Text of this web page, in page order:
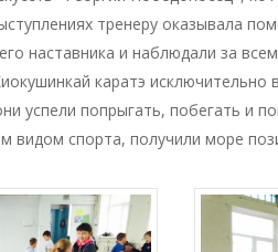
тренеру оказывала
наставника и наблюдали за
каратэ
успели попрыгать, побегать и
видом спорта, получили море